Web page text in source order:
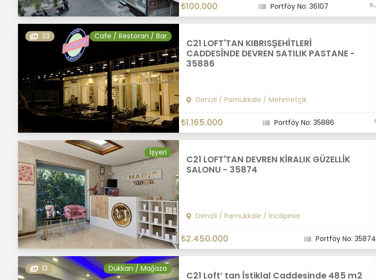
₺100.000 Portföy No: 36107
33 Cafe / Restoran / Bar
C21 LOFT'TAN KIBRISŞEHİTLERİ
CADDESİNDE DEVREN SATILIK PASTANE -
35886
Denizli / Pamukkale / Mehmetçik
₺1.165.000 Portföy No: 35886
İşyeri
C21 LOFT'TAN DEVREN KİRALIK GÜZELLİK
SALONU - 35874
Denizli / Pamukkale / İncilipınar
₺2.450.000 Portföy No: 35874
13 Dükkan / Mağaza
C21 Loft’ tan İstiklal Caddesinde 485 m2